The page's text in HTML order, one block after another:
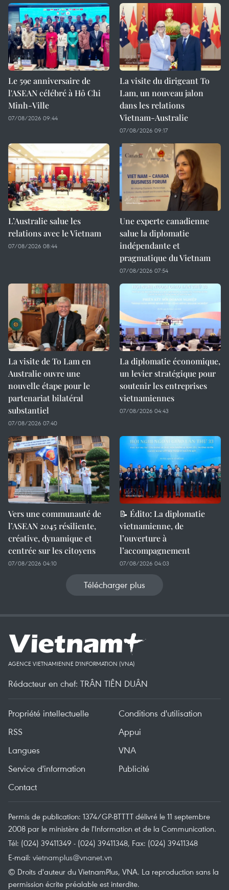
Le 59e anniversaire de
l'ASEAN célébré à Hô Chi
Minh-Ville
07/08/2026 09:44
La visite du dirigeant To
Lam, un nouveau jalon
dans les relations
Vietnam-Australie
07/08/2026 09:17
L’Australie salue les
relations avec le Vietnam
07/08/2026 08:44
Une experte canadienne
salue la diplomatie
indépendante et
pragmatique du Vietnam
07/08/2026 07:54
La visite de To Lam en
Australie ouvre une
nouvelle étape pour le
partenariat bilatéral
substantiel
07/08/2026 07:40
La diplomatie économique,
un levier stratégique pour
soutenir les entreprises
vietnamiennes
07/08/2026 04:43
Vers une communauté de
l’ASEAN 2045 résiliente,
créative, dynamique et
centrée sur les citoyens
07/08/2026 04:10
📝 Édito: La diplomatie
vietnamienne, de
l’ouverture à
l’accompagnement
07/08/2026 04:03
Télécharger plus
AGENCE VIETNAMIENNE D'INFORMATION (VNA)
Rédacteur en chef: TRÂN TIÊN DUÂN
Propriété intellectuelle
Conditions d'utilisation
RSS
Appui
Langues
VNA
Service d'information
Publicité
Contact
Permis de publication: 1374/GP-BTTTT délivré le 11 septembre
2008 par le ministère de l'Information et de la Communication.
Tél: (024) 39411349 - (024) 39411348, Fax: (024) 39411348
E-mail: vietnamplus@vnanet.vn
© Droits d'auteur du VietnamPlus, VNA. La reproduction sans la
permission écrite préalable est interdite.